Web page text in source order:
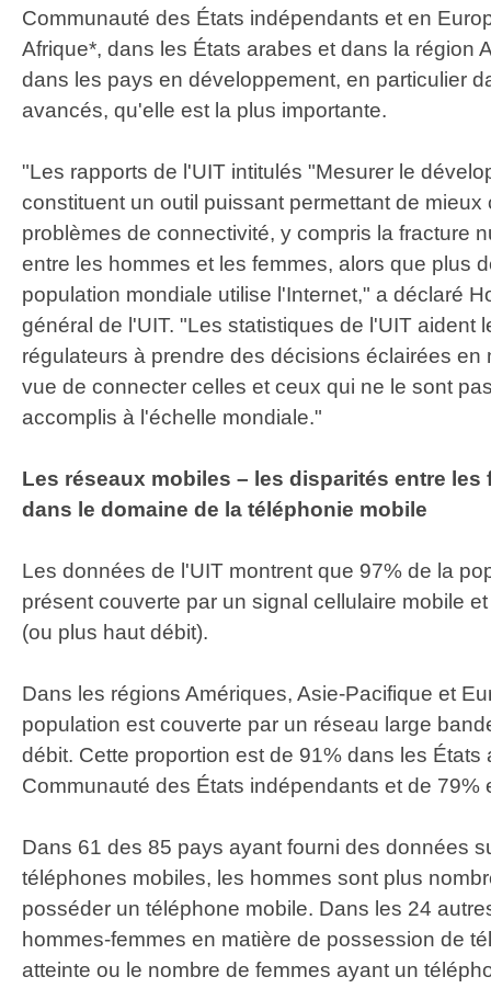
Communauté des États indépendants et en
Afrique*, dans les États arabes et dans la région
dans les pays en développement, en particulier
avancés, qu'elle est la plus importante.
"Les rapports de l'UIT intitulés "Mesurer le
constituent un outil puissant permettant de mieux
problèmes de connectivité, y compris la fracture
entre les hommes et les femmes, alors que plus
population mondiale utilise l'Internet," a déclaré
général de l'UIT. "Les statistiques de l'UIT aident
régulateurs à prendre des décisions éclairées en
vue de connecter celles et ceux qui ne le sont
accomplis à l'échelle mondiale."
Les réseaux mobiles – les disparités entre les
dans le domaine de la téléphonie mobile
Les données de l'UIT montrent que 97​% de la
présent couverte par un signal cellulaire mobile
(ou plus haut débit).
Dans les régions Amériques, Asie-Pacifique et
population est couverte par un réseau large
débit. Cette proportion est de 91% dans les
Communauté des États indépendants et de 79%
Dans 61 des 85 pays ayant fourni des données
téléphones mobiles, les hommes sont plus
posséder un téléphone mobile. Dans les 24
hommes-femmes en matière de possession de
atteinte ou le nombre de femmes ayant un